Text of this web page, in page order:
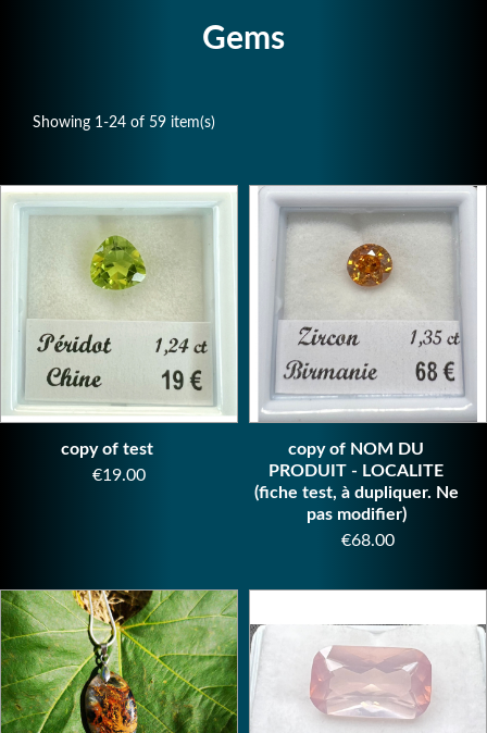
Gems
Showing 1-24 of 59 item(s)
copy of test
Price
€19.00
copy of NOM DU
PRODUIT - LOCALITE
(fiche test, à dupliquer. Ne
pas modifier)
Price
€68.00